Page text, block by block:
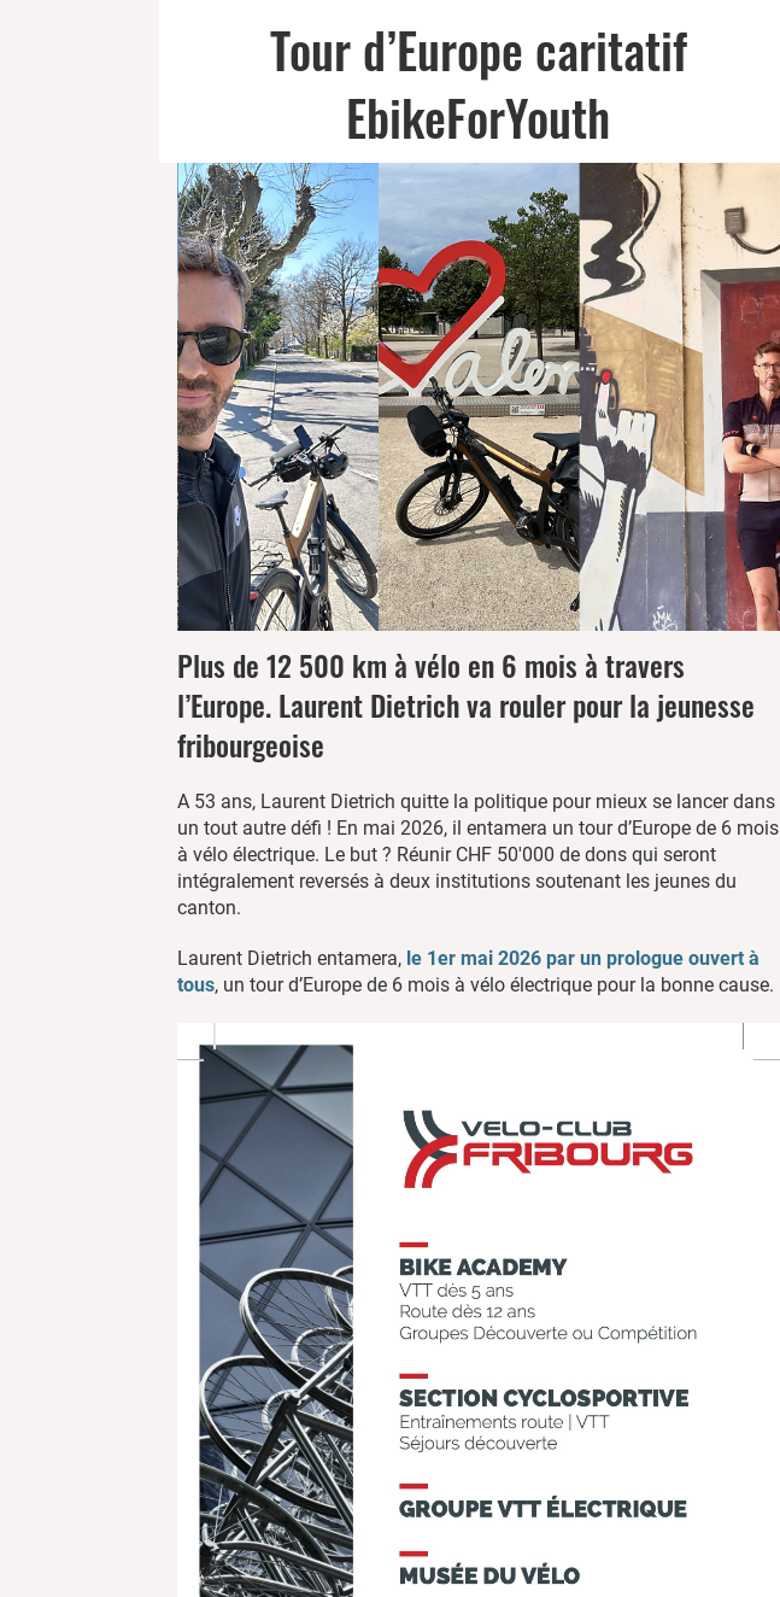
Tour d’Europe caritatif
EbikeForYouth
Plus de 12 500 km à vélo en 6 mois à travers
l’Europe.Laurent Dietrich va rouler pour la jeunesse
fribourgeoise
A 53 ans, Laurent Dietrich quitte la politique pour mieux se lancer dans
un tout autre défi ! En mai 2026, il entamera un tour d’Europe de 6 mois
à vélo électrique. Le but ? Réunir CHF 50'000 de dons qui seront
intégralement reversés à deux institutions soutenant les jeunes du
canton.
Laurent Dietrich entamera, le 1er mai 2026 par un prologue ouvert à
tous, un tour d’Europe de 6 mois à vélo électrique pour la bonne cause.